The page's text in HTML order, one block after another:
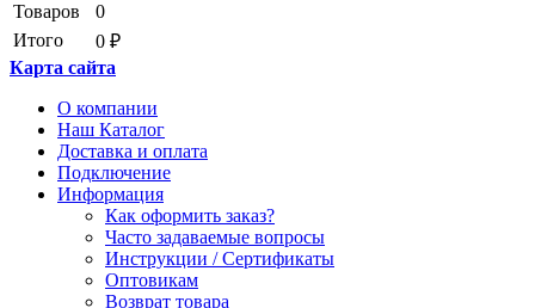
Товаров
0
Итого
0 ₽
Карта сайта
О компании
Наш Каталог
Доставка и оплата
Подключение
Информация
Как оформить заказ?
Часто задаваемые вопросы
Инструкции / Сертификаты
Оптовикам
Возврат товара